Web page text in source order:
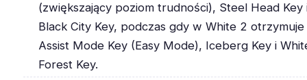
(zwiększający poziom trudności), Steel Head Key
Black City Key, podczas gdy w White 2 otrzymuje
Assist Mode Key (Easy Mode), Iceberg Key i
Forest Key.